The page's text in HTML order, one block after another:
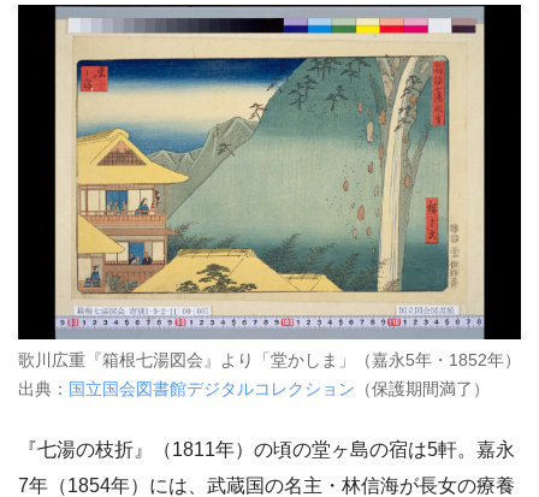
歌川広重『箱根七湯図会』より「堂かしま」（嘉永5年・1852年）
出典： 国立国会図書館デジタルコレクション （保護期間満了）
『七湯の枝折』（1811年）の頃の堂ヶ島の宿は5軒。嘉永
7年（1854年）には、武蔵国の名主・林信海が長女の療養